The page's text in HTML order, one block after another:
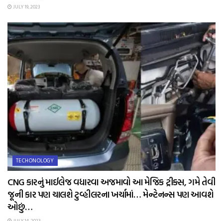
JULY 19, 2023
TECHONOLOGY
CNG કારનું માઈલેજ વધારવા અજમાવો આ મેજિક ટ્રીક્સ, ગમે તેવી
જૂની કાર પણ ચાલશે ટુવ્હીલરના ખર્ચામાં… મેન્ટેનન્સ પણ આવશે
ઓછું…